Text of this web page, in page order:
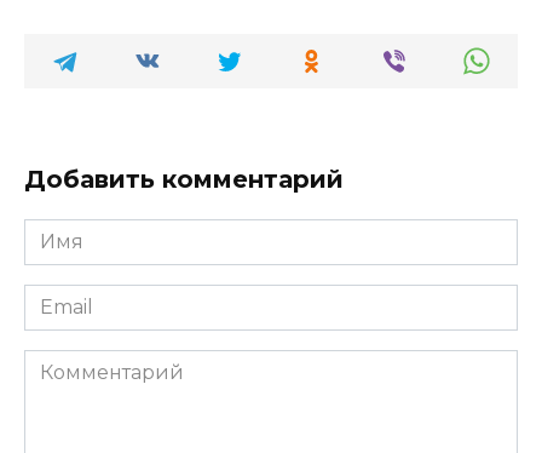
Добавить комментарий
Имя
*
Email
*
Комментарий